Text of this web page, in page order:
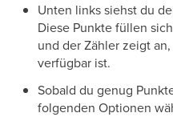
Unten links siehst du
Diese Punkte füllen
und der Zähler zeigt
verfügbar ist.
Sobald du genug
folgenden Optionen